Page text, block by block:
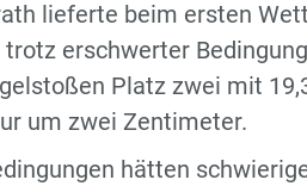
lieferte beim ersten
erschwerter
Platz zwei mit
um zwei Zentimeter.
hätten